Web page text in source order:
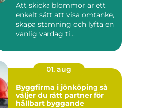
Att skicka blommor är ett
enkelt sätt att visa omtanke,
skapa stämning och lyfta en
vanlig vardag ti...
01. aug
Byggfirma i jönköping så
väljer du rätt partner för
hållbart byggande